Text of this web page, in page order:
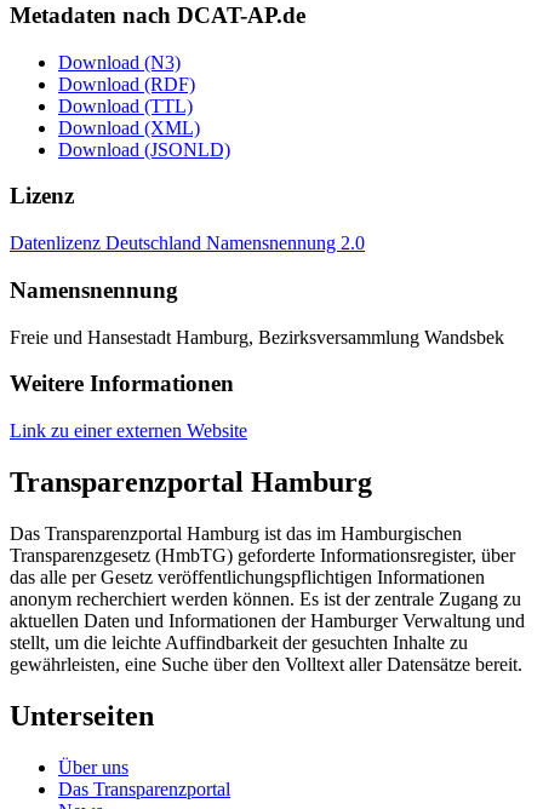
Metadaten nach DCAT-AP.de
Download (N3)
Download (RDF)
Download (TTL)
Download (XML)
Download (JSONLD)
Lizenz
Datenlizenz Deutschland Namensnennung 2.0
Namensnennung
Freie und Hansestadt Hamburg, Bezirksversammlung Wandsbek
Weitere Informationen
Link zu einer externen Website
Transparenzportal Hamburg
Das Transparenzportal Hamburg ist das im Hamburgischen
Transparenzgesetz (HmbTG) geforderte Informationsregister, über
das alle per Gesetz veröffentlichungspflichtigen Informationen
anonym recherchiert werden können. Es ist der zentrale Zugang zu
aktuellen Daten und Informationen der Hamburger Verwaltung und
stellt, um die leichte Auffindbarkeit der gesuchten Inhalte zu
gewährleisten, eine Suche über den Volltext aller Datensätze bereit.
Unterseiten
Über uns
Das Transparenzportal